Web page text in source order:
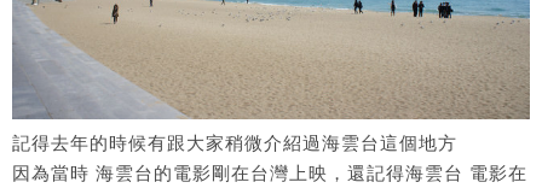
記得去年的時候有跟大家稍微介紹過海雲台這個地方
因為當時 海雲台的電影剛在台灣上映，還記得海雲台 電影在